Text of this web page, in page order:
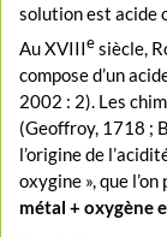
solution est acide
Au XVIIIesiècle,
compose d’un
2002 : 2). Les
(Geoffroy, 1718 ;
l’origine de
oxygine », que
métal + oxygène